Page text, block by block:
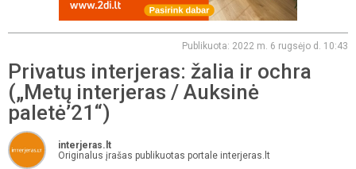
Publikuota: 2022 m. 6 rugsėjo d. 10:43
Privatus interjeras: žalia ir ochra
(„Metų interjeras / Auksinė
paletė’21“)
interjeras.lt
Originalus įrašas publikuotas portale interjeras.lt